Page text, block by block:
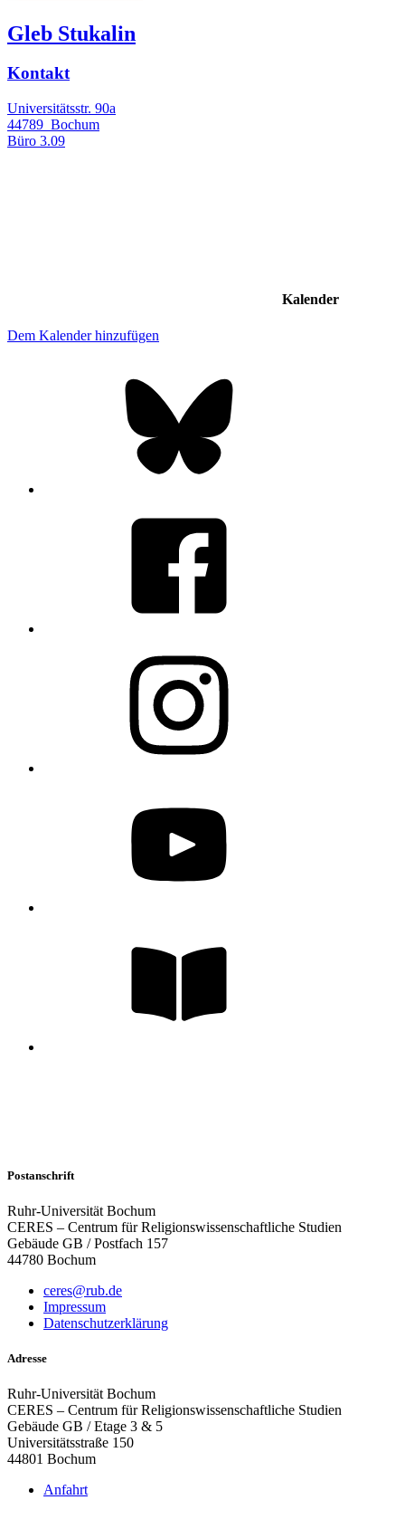
Gleb Stukalin
Kontakt
Universitätsstr. 90a
44789 Bochum
Büro 3.09
Kalender
Dem Kalender hinzufügen
Postanschrift
Ruhr-Universität Bochum
CERES – Centrum für Religionswissenschaftliche Studien
Gebäude GB / Postfach 157
44780 Bochum
ceres@rub.de
Impressum
Datenschutzerklärung
Adresse
Ruhr-Universität Bochum
CERES – Centrum für Religionswissenschaftliche Studien
Gebäude GB / Etage 3 & 5
Universitätsstraße 150
44801 Bochum
Anfahrt